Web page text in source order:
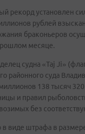
рекорд установлен
рублей
браконьеров
месяце.
судна «Taj Ji»
районного суда
138 тысяч
и правил
без
в виде штрафа в